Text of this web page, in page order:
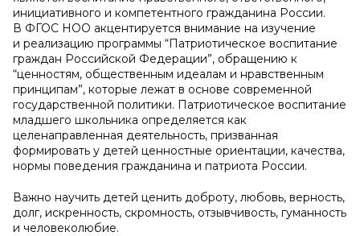
инициативного и компетентного гражданина России.
В ФГОС НОО акцентируется внимание на изучение
и реализацию программы “Патриотическое воспитание
граждан Российской Федерации”, обращению к
“ценностям, общественным идеалам и нравственным
принципам”, которые лежат в основе современной
государственной политики. Патриотическое воспитание
младшего школьника определяется как
целенаправленная деятельность, призванная
формировать у детей ценностные ориентации, качества,
нормы поведения гражданина и патриота России.
Важно научить детей ценить доброту, любовь, верность,
долг, искренность, скромность, отзывчивость, гуманность
и человеколюбие.